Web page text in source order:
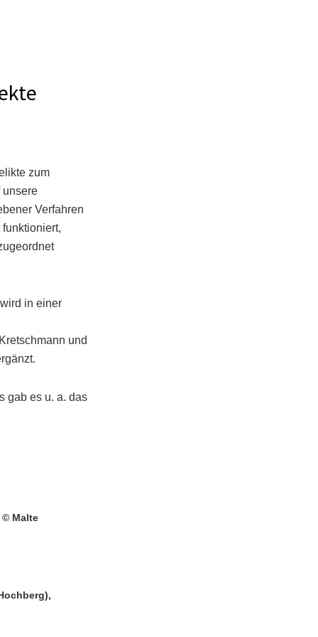
zum
unsere
Verfahren
in einer
und
gab es u. a. das
© Malte